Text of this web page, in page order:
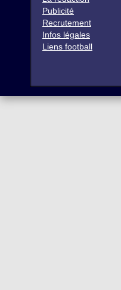
Publicité
Recrutement
Infos légales
Liens football